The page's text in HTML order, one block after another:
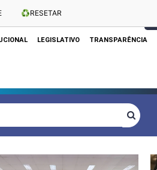
♻️RESETAR
das Sessões: Terças e Quartas às 10h
LEGISLATIVO TRANSPARÊNCIA